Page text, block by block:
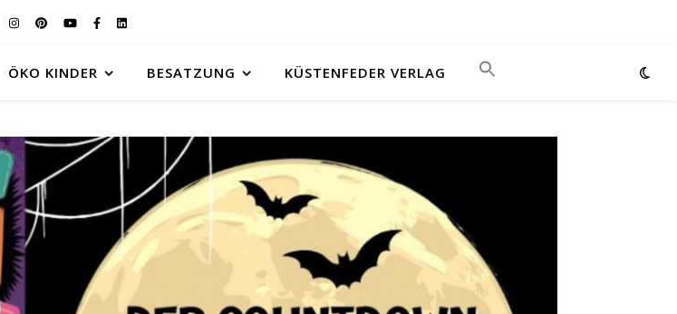
ÖKO KINDER BESATZUNG KÜSTENFEDER VERLAG